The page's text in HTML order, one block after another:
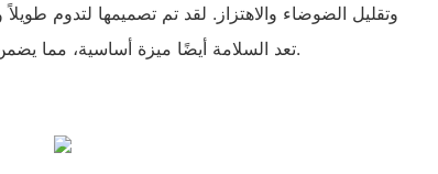
وتقليل الضوضاء والاهتزاز. لقد تم تصميمها لتدوم
تعد السلامة أيضًا ميزة أساسية، مما يضمن توقفًا سريعًا وآمنًا في حالات الطوارئ.